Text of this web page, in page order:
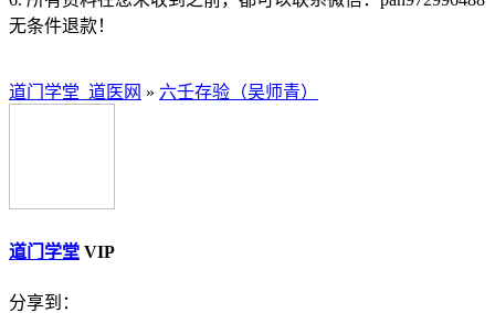
无条件退款！
道门学堂_道医网 » 六壬存验（吴师青）
道门学堂 VIP
分享到：